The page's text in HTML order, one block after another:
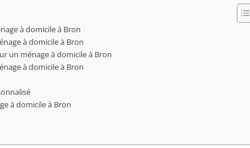
à domicile à Bron
à domicile à Bron
un ménage à domicile à Bron
à domicile à Bron
à domicile à Bron